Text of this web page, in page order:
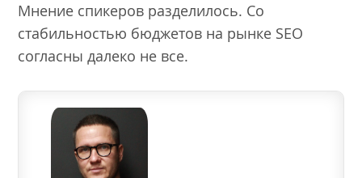
Мнение спикеров разделилось. Со
стабильностью бюджетов на рынке SEO
согласны далеко не все.